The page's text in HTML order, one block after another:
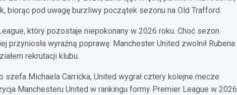
biorąc pod uwagę burzliwy początek sezonu na Old Trafford.
który pozostaje niepokonany w 2026 roku. Choć sezon
przyniosła wyraźną poprawę. Manchester United zwolnił Rubena
rekrutacji klubu.
Michaela Carricka, United wygrał cztery kolejne mecze
Manchesteru United w rankingu formy Premier League w 2026